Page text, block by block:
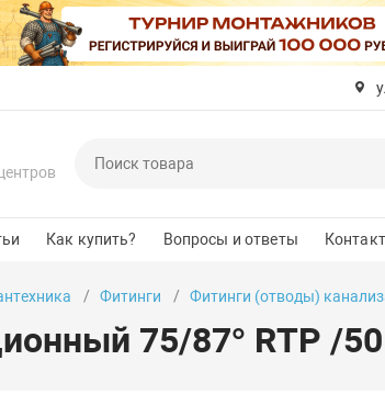
Как купить? Вопросы и ответы
Фитинги Фитинги (отводы)
75/87° RTP /